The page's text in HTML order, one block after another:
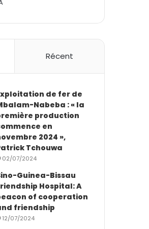
Récent
de fer de
Nabeba : « la
production
en
2024 »,
Tchouwa
02/07/2024
Guinea-Bissau
Hospital: A
of cooperation
friendship
12/07/2024